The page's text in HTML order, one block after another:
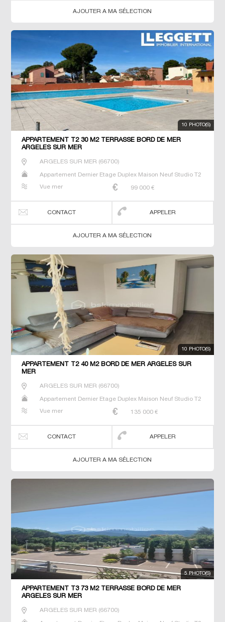
AJOUTER A MA SÉLECTION
10 PHOTO(S)
APPARTEMENT T2 30 M2 TERRASSE BORD DE MER
ARGELES SUR MER
ARGELES SUR MER (66700)
Appartement Dernier Etage Duplex Maison Neuf Studio T2
Vue mer
99 000 €
CONTACT APPELER
AJOUTER A MA SÉLECTION
10 PHOTO(S)
APPARTEMENT T2 40 M2 BORD DE MER ARGELES SUR
MER
ARGELES SUR MER (66700)
Appartement Dernier Etage Duplex Maison Neuf Studio T2
Vue mer
135 000 €
CONTACT APPELER
AJOUTER A MA SÉLECTION
5 PHOTO(S)
APPARTEMENT T3 73 M2 TERRASSE BORD DE MER
ARGELES SUR MER
ARGELES SUR MER (66700)